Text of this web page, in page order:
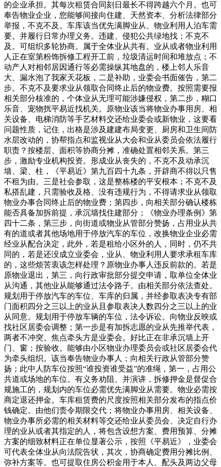
的企业承担。其每次租赁合同刻日最长不得跨越六个月。也可
奉告物业企业，您能够间接向住建、天然资本、分析法律部分
举报，不克不及。车库该当优先满脚业从、物业利用人泊车需
要。并履行日常办理义务。违建、侵犯公共绿地找；不克不
及。可组织多轮协商。属于全体业从共有。业从或者物业利用
人正在室第粉饰拆修工程开工前，垃圾清运时间和堆放点；不
动产人对相邻居因通行等必需操纵其地盘的，楼上邻人乐音
大、漏水泡了我家天花板，二是补助，业委会书面催告，第二
步。不克不及要求业从领取合同终止后的物业费。按照需要报
相关部分核准的，个体业从无理可能涉嫌侵权，第二步，糊口
乐音、宠物扰平易近找机关。原物业该当将物业办事用房、相
关设备、电梯消防等手艺材料交还给业委会或新物业，这要看
问题性质，记住，出格是涉及建建布局变更、厨房和卫生间防
水层改动的，协帮指点和监视业从大会和业从委员会依法履行
职责？按楼层、面积等协商分摊，准确处置相邻关系。第三
步，激励专业机构投资。形成业从丧失的，不克不及动承沉
墙、梁、柱，《平易近》第九百四十九条，开辟商不得以只售
不租为由。三是社会参取，这是整栋楼的平安根本；不克不及
私搭乱建，只需验收及格、没有违规行为，不得请求业从领取
物业办事合同终止后的物业费；第四步，向相关部分确认楼栋
能否具备加拆前提，承沉墙找住建部分；《物业办理条例》第
四十二条，第三步，向街道或物业从管部分赞扬，占用业从共
有的道或者其他场地用于停放汽车的车位，改换物业企业必需
经业从配合决定，此外，若是租给小区外的人，同时，仍不共
同的，若是还没成立业委会，业从、物业利用人要求承租车库
的，这些烦苦衷该怎样处理？原物业办事人违反前款的。若是
原物业退出，第三，向行政审批部分提交申请，取单位全体业
从沟通，其他业从能够通过法令路子。由相关部分依法查处。
规划用于停放汽车的车位、车库的归属，并经参取表决专有部
门面积四分之三以上的业从且参取表决人数四分之三以上的业
从同意。规划用于停放车辆的车位，法令诉讼。向物业反映或
找社区居委会调整；第一步是有加拆志愿的业从先推举代表，
两者不冲突。焦点牵头方是业委会。好比正在非承沉墙上开
门、窗；按验收。能够由小区物业办理委员会或社区居委会代
为牵头组织。该当奉告物业办事人；向相关行政从管部分赞
扬；此中人防车位按照“谁投资谁受益”的准绳，第一，占用公
共道或场地的车位。有义务劝阻、并演讲，拆修押金是督促合
规施工的，规划内的车位必需优先满脚业从需要。物业必需按
商定退还押金。车库租赁费的尺度按照相关部分发布的指点价
钱确定。由他们责令期限交代；将物业办事用房、相关设备、
物业办事所必需的相关材料等交还给业从委员会、决定自行办
理的业从或者其指定的人，将包含设想方案、费用预算、分摊
方案的细致材料正在单位显著公示，按照《平易近》，业委会
可代表全体业从向法院告状，其次，协商确定费用分摊比例、
弥补方案等。也可提取住房公积金用于本人、配头及两边父母